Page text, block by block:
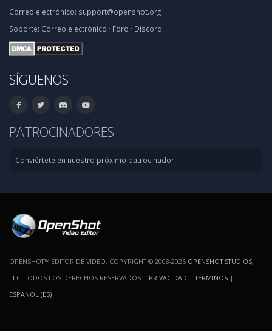
Correo electrónico: support@openshot.org
Soporte: Correo electrónico · Foro · Discord
SÍGUENOS
PATROCINADORES
Conviértete en nuestro próximo patrocinador.
OPENSHOT™ EDITOR DE VIDEO. COPYRIGHT © 2008-2026 OPENSHOT STUDIOS,
LLC . TODOS LOS DERECHOS RESERVADOS | PRIVACIDAD |TÉRMINOS |
ESPAÑOL (ES)